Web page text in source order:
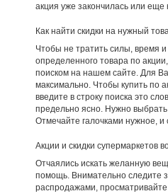
акция уже закончилась или еще
Как найти скидки на нужный
Чтобы не тратить силы, время и
определенного товара по
поиском на нашем сайте. Для
максимально. Чтобы купить по
введите в строку поиска это
предельно ясно. Нужно
Отмечайте галочками нужное, и
Акции и скидки супермаркетов
Отчаялись искать желанную
помощь. Внимательно следите
распродажами, просматривайте